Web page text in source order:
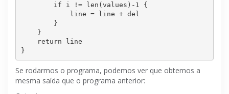
if i != len(values)- 1
{
return line
Se rodarmos o programa, podemos ver que obtemos a
mesma saída que o programa anterior: